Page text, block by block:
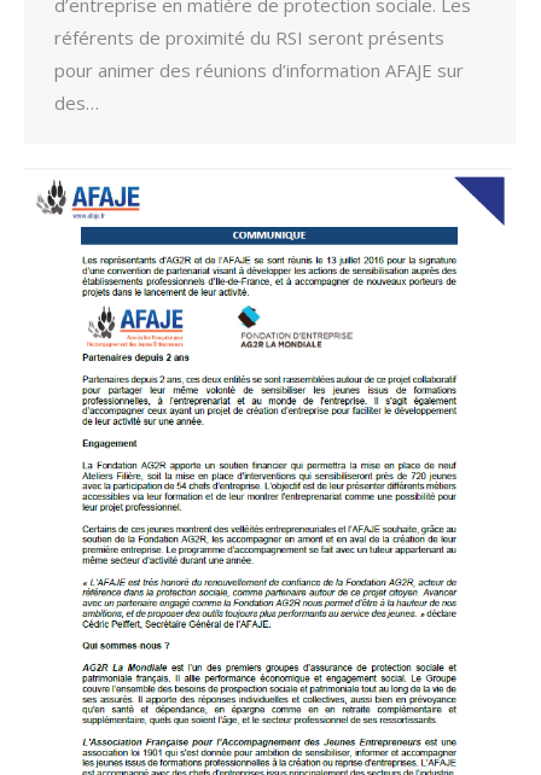
référents de proximité du RSI seront présents
pour animer des réunions d’information AFAJE sur
des…